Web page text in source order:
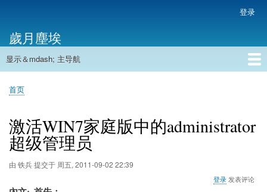
主
内
帐
户
菜
单
登录
歲月塵埃
主
航
显示＆mdash; 主导航
首页
面
屑
首页
激活WIN7家庭版中的administrator
超级管理员
由 铁兵提交于 周五, 2011-09-02 22:39
登录 发表评论